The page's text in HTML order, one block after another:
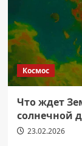
Космос
Что ждет
солнечной
23.02.2026